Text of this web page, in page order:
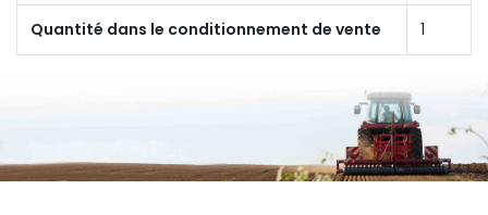
Quantité dans le conditionnement de vente 1